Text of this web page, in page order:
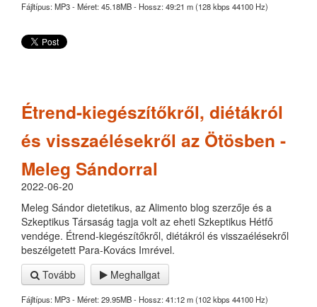
Fájltípus: MP3 - Méret: 45.18MB - Hossz: 49:21 m (128 kbps 44100 Hz)
Étrend-kiegészítőkről, diétákról
és visszaélésekről az Ötösben -
Meleg Sándorral
2022-06-20
Meleg Sándor dietetikus, az Alimento blog szerzője és a
Szkeptikus Társaság tagja volt az eheti Szkeptikus Hétfő
vendége. Étrend-kiegészítőkről, diétákról és visszaélésekről
beszélgetett Para-Kovács Imrével.
Tovább
Meghallgat
Fájltípus: MP3 - Méret: 29.95MB - Hossz: 41:12 m (102 kbps 44100 Hz)